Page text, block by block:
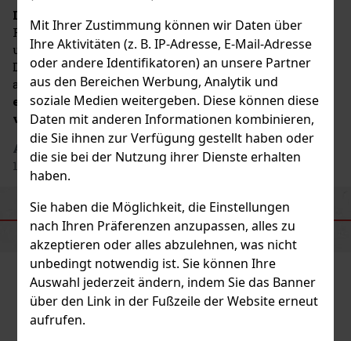
Mit Ihrer Zustimmung können wir Daten über
Ihre Aktivitäten (z. B. IP-Adresse, E-Mail-Adresse
oder andere Identifikatoren) an unsere Partner
aus den Bereichen Werbung, Analytik und
soziale Medien weitergeben. Diese können diese
Daten mit anderen Informationen kombinieren,
die Sie ihnen zur Verfügung gestellt haben oder
die sie bei der Nutzung ihrer Dienste erhalten
haben.
Sie haben die Möglichkeit, die Einstellungen
nach Ihren Präferenzen anzupassen, alles zu
akzeptieren oder alles abzulehnen, was nicht
unbedingt notwendig ist. Sie können Ihre
Auswahl jederzeit ändern, indem Sie das Banner
über den Link in der Fußzeile der Website erneut
aufrufen.
ISTRA
Familienunternehmens Bartex, das seit 1990 tätig ist
und seine Produkte in mehr als 30 Länder exportiert.
Die Marke steht somit für eine Verbindung
auszugänglichem Stil, modernem Konzept und
einem breiten Angebot an Getränken für
verschiedene Anlässe.
Adresse des Herstellers: Bartex Bartol sp. j., Paproč
111, 64-300 Nowy Tomyšl, PL
ÄHNLICHE PRODUKTE